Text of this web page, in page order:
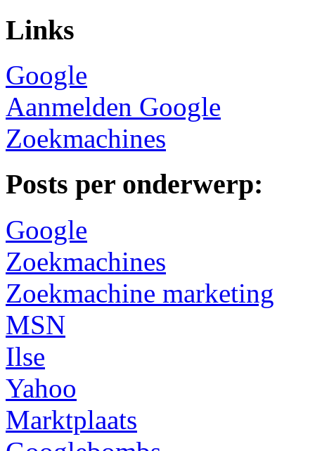
Links
Google
Aanmelden Google
Zoekmachines
Posts per onderwerp:
Google
Zoekmachines
Zoekmachine marketing
MSN
Ilse
Yahoo
Marktplaats